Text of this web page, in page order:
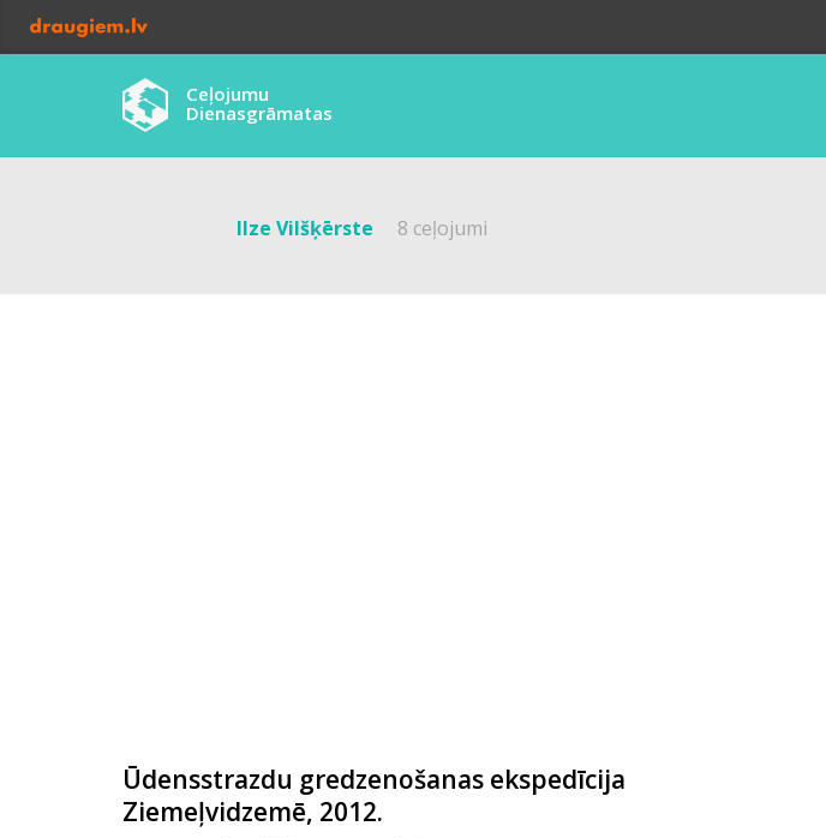
Ceļojumu
Dienasgrāmatas
Ilze Vilšķērste 8 ceļojumi
Ūdensstrazdu gredzenošanas ekspedīcija
Ziemeļvidzemē, 2012.